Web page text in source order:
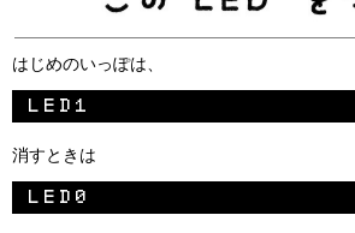
はじめのいっぽは、
消すときは